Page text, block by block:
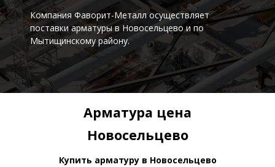
Компания Фаворит-Металл осуществляет
поставкиарматуры в Новосельцево и по
Мытищинскому району.
Арматура цена
Новосельцево
Купить арматуру в Новосельцево